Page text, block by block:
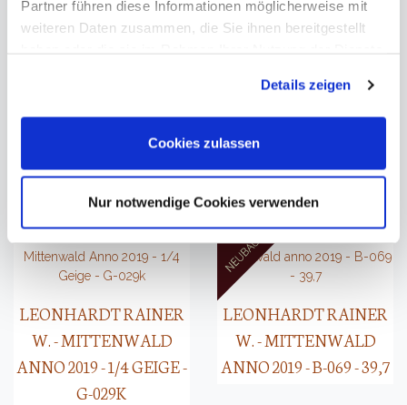
Partner führen diese Informationen möglicherweise mit
weiteren Daten zusammen, die Sie ihnen bereitgestellt
Cookies, wenn Sie unsere Webseite weiterhin nutzen.
Details zeigen
Cookies zulassen
Nur notwendige Cookies verwenden
LEONHARDT RAINER
W. - MITTENWALD
ANNO 2013 - 3/4 CELLO -
C-027K
LEONHARDT RAINER
W. - MITTENWALD
ANNO 2019 - 1/4 GEIGE -
G-021K
LEONHARDT RAINER
W. - MITTENWALD
ANNO 2019 - 1/4 GEIGE -
G-029K
LEONHARDT RAINER
W. - MITTENWALD
ANNO 2019 - B-069 - 39,7